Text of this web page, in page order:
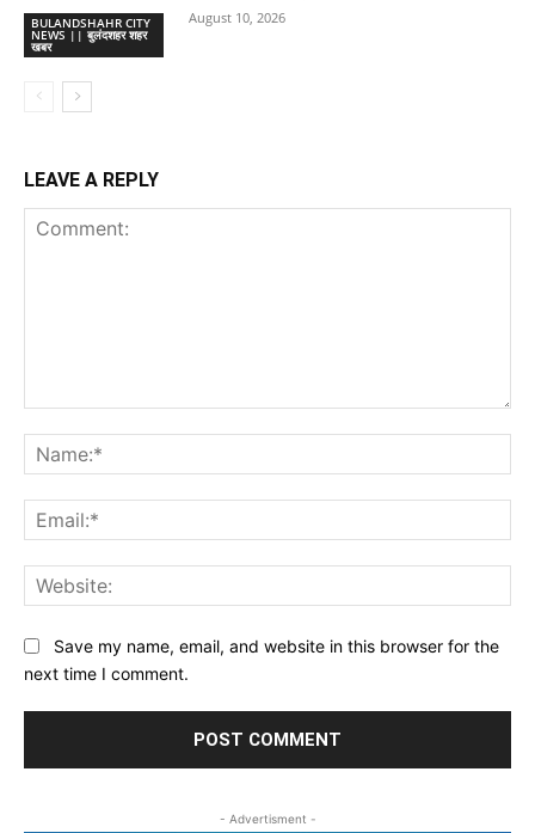
BULANDSHAHR CITY
NEWS || बुलंदशहर शहर
खबर
August 10, 2026
LEAVE A REPLY
Save my name, email, and website in this browser for the
next time I comment.
- Advertisment -